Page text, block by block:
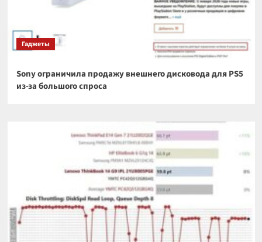
Гаджеты
Sony ограничила продажу внешнего дисковода для PS5
из-за большого спроса